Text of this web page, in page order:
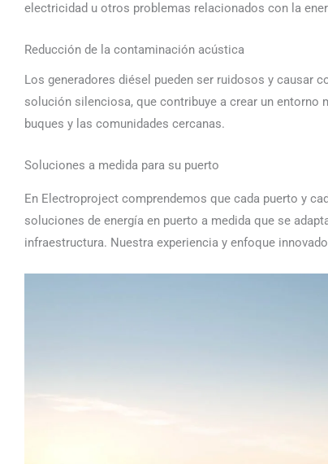
electricidad u otros problemas relacionados con la
Reducción de la contaminación acústica
Los generadores diésel pueden ser ruidosos y causar
solución silenciosa, que contribuye a crear un entorno
buques y las comunidades cercanas.
Soluciones a medida para su puerto
En Electroproject comprendemos que cada puerto y
soluciones de energía en puerto a medida que se
infraestructura. Nuestra experiencia y enfoque